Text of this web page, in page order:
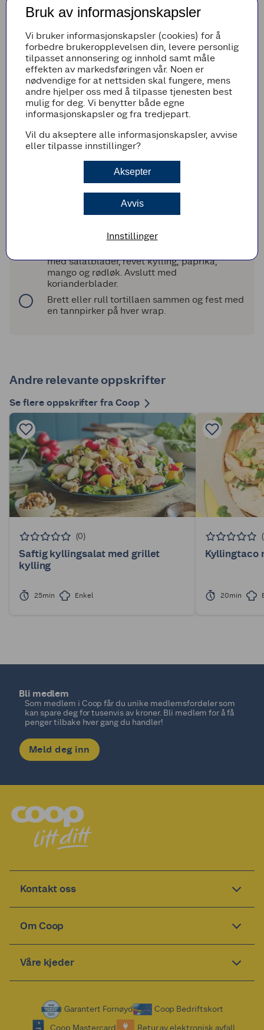
Karridressing:
dl
lettrømme
en halv
1/2 dl
majones
ts
karripulver
en fjerdedel
1/4 ts
sitronsaft
en halv
1/2 ts
brunt sukker
ss
fersk koriander (finhakket, kan sløyfes)
en halv
1/2 ts
grovt flaksalt (smak til)
en halv
1/2 ts pepper (smak til)
Legg til i handleliste
Fremgangsmetode
Rør sammen rømme, majones og karripulver
til dressingen, tilsett eventuelt koriander.
med salatblader, revet kylling, paprika,
mango og rødløk. Avslutt med
korianderblader.
Brett eller rull tortillaen sammen og fest med
en tannpirker på hver wrap.
Andre relevante oppskrifter
Se flere oppskrifter fra Coop
(0)
Saftig kyllingsalat med grillet
kylling
25min Enkel
Kyllingtaco
20min
Bli medlem
Som medlem i Coop får du unike medlemsfordeler som
kan spare deg for tusenvis av kroner. Bli medlem for å få
penger tilbake hver gang du handler!
Meld deg inn
Kontakt oss
Om Coop
Våre kjeder
Garantert Fornøyd
Coop Bedriftskort
Coop Mastercard
Retur av elektronisk avfall
Bruk av informasjonskapsler
Vi bruker informasjonskapsler (cookies) for å
forbedre brukeropplevelsen din, levere personlig
tilpasset annonsering og innhold samt måle
effekten av markedsføringen vår. Noen er
nødvendige for at nettsiden skal fungere, mens
andre hjelper oss med å tilpasse tjenesten best
mulig for deg. Vi benytter både egne
informasjonskapsler og fra tredjepart.
Vil du akseptere alle informasjonskapsler, avvise
eller tilpasse innstillinger?
Aksepter
Avvis
Innstillinger